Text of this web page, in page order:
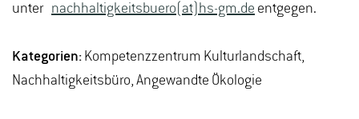
unter nachhaltigkeitsbuero(at)hs-gm.de entgegen.
Kategorien: Kompetenzzentrum Kulturlandschaft,
Nachhaltigkeitsbüro, Angewandte Ökologie